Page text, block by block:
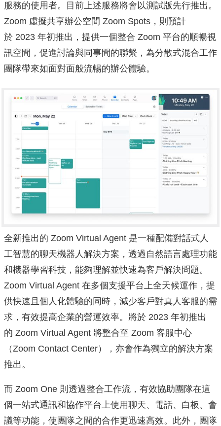
服務的使用者。目前上述服務將會以測試版先行推出。
Zoom 虛擬共享辦公空間 Zoom Spots，則預計
於 2023 年初推出，提供一個整合 Zoom 平台的順暢視
訊空間，促進討論與同事間的聯繫， 為分散式混合工作
團隊帶來如面對面般流暢的辦公體驗。
全新推出的 Zoom Virtual Agent 是一種配備對話式人
工智慧的聊天機器人解決方案， 透過自然語言處理功能
和機器學習科技， 能夠理解並快速為客戶解決問題。
Zoom Virtual Agent 在多個支援平台上全天候運作，提
供快速且個人化體驗的同時， 減少客戶對真人客服的需
求，有效提高企業的營運效率。將於 2023 年初推出
的 Zoom Virtual Agent 將整合至 Zoom 客服中心
（Zoom Contact Center），亦會作為獨立的解決方案
推出。
而 Zoom One 則透過整合工作流， 有效協助團隊在這
個一站式通訊和協作平台上使用聊天、電話、 白板、會
議等功能，使團隊之間的合作更迅速高效。此外， 團隊